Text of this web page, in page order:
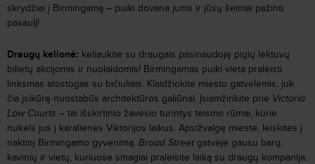
skrydžiai į Birmingamą – puiki dovana jums ir jūsų šeimai pažinti
pasaulį!
Draugų kelionė: keliaukite su draugais pasinaudoję pigių lėktuvų
bilietų akcijomis ir nuolaidomis! Birmingamas puiki vieta praleisti
linksmas atostogas su bičiuliais. Klaidžiokite miesto gatvelėmis, juk
čia įsikūrę nuostabūs architektūros galiūnai. Įsiamžinkite prie Victoria
Law Courts – tai išskirtinio žavesio turintys teismo rūmai, kurie
nukels jus į karalienės Viktorijos laikus. Apsižvalgę mieste, leiskitės į
naktinį Birmingamo gyvenimą. Broad Street gatvėje gausu barų,
kavinių ir vietų, kuriuose smagiai praleisite laiką su draugų kompanija.